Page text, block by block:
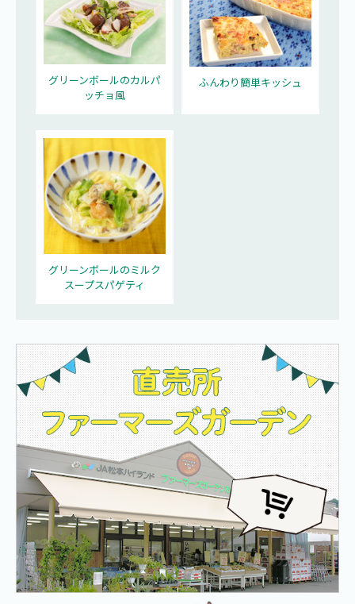
グリーンボールのカルパ
ッチョ風
ふんわり簡単キッシュ
グリーンボールのミルク
スープスパゲティ